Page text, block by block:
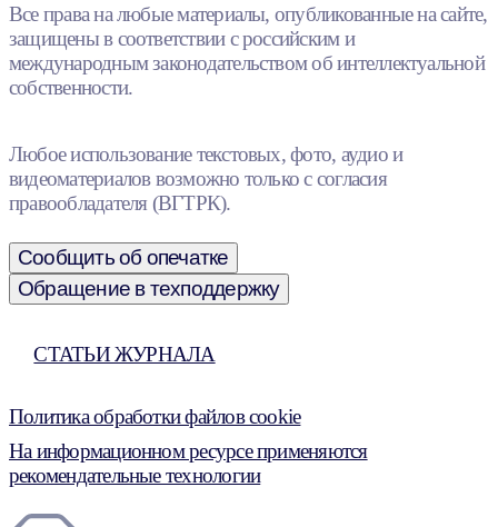
Все права на любые материалы, опубликованные на сайте,
защищены в соответствии с российским и
международным законодательством об интеллектуальной
собственности.
Любое использование текстовых, фото, аудио и
видеоматериалов возможно только с согласия
правообладателя (ВГТРК).
Сообщить об опечатке
Обращение в техподдержку
СТАТЬИ ЖУРНАЛА
Политика обработки файлов cookie
На информационном ресурсе применяются
рекомендательные технологии